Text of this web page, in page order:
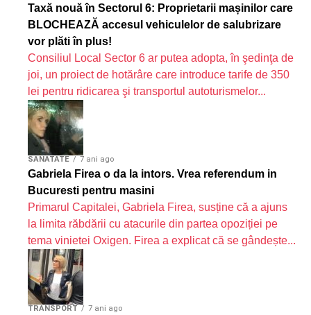
Taxă nouă în Sectorul 6: Proprietarii mașinilor care
BLOCHEAZĂ accesul vehiculelor de salubrizare
vor plăti în plus!
Consiliul Local Sector 6 ar putea adopta, în şedinţa de
joi, un proiect de hotărâre care introduce tarife de 350
lei pentru ridicarea şi transportul autoturismelor...
SANATATE 7 ani ago
Gabriela Firea o da la intors. Vrea referendum in
Bucuresti pentru masini
Primarul Capitalei, Gabriela Firea, susține că a ajuns
la limita răbdării cu atacurile din partea opoziției pe
tema vinietei Oxigen. Firea a explicat că se gândește...
TRANSPORT 7 ani ago